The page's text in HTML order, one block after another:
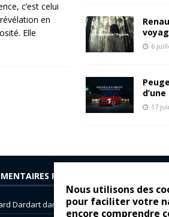
Nous utilisons des
pour faciliter votre
encore comprendre
c’est celui
en
Elle
6
17
RÉCENTS
Dardartdans Dacia Sandero : pour les